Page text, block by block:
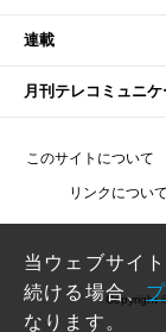
連載
月刊テレコミュニ
このサイトについて
リンクについて
Copyright ©
当ウェブサイ
続ける場合、
なります。